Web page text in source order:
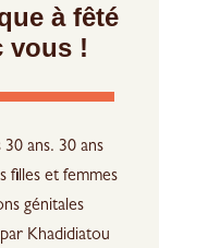
à fêté
vous !
ans. 30 ans
filles et femmes
génitales
Khadidiatou